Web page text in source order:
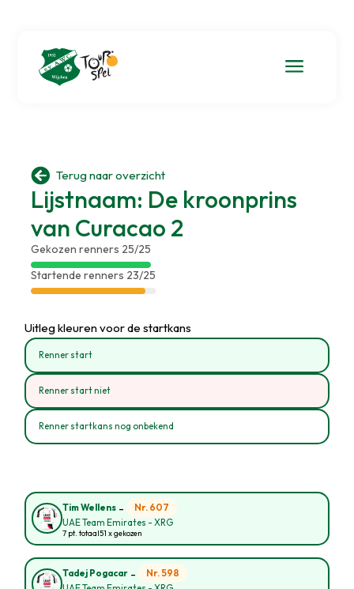
a
 Terug naar overzicht
Lijstnaam: De kroonprins
van Curacao 2
Gekozen renners 25/25
Startende renners 23/25
Uitleg kleuren voor de startkans
Renner start
Renner start niet
Renner startkans nog onbekend
Tim Wellens - Nr. 607
UAE Team Emirates - XRG
7 pt. totaal51 x gekozen
Tadej Pogacar - Nr. 598